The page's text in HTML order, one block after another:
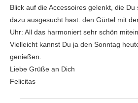
Blick auf die Accessoires gelenkt, die
dazu ausgesucht hast: den Gürtel mit
Uhr: All das harmoniert sehr schön
Vielleicht kannst Du ja den Sonntag
genießen.
Liebe Grüße an Dich
Felicitas